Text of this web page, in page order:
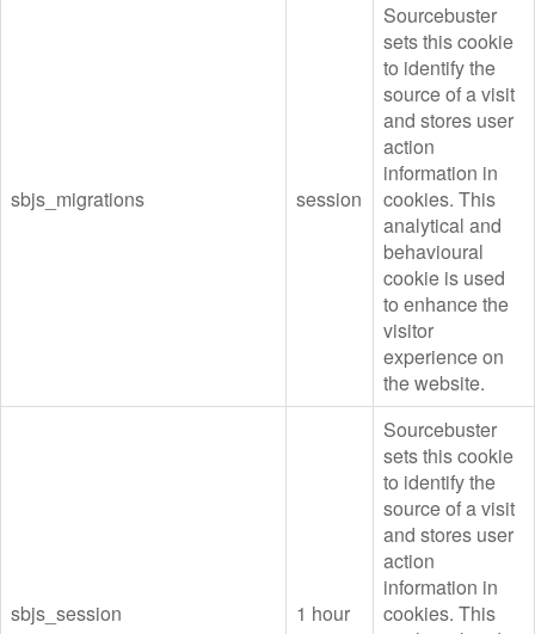
sbjs_migrations session
Sourcebuster
sets this cookie
to identify the
source of a visit
and stores user
action
information in
cookies. This
analytical and
behavioural
cookie is used
to enhance the
visitor
experience on
the website.
sbjs_session 1 hour
Sourcebuster
sets this cookie
to identify the
source of a visit
and stores user
action
information in
cookies. This